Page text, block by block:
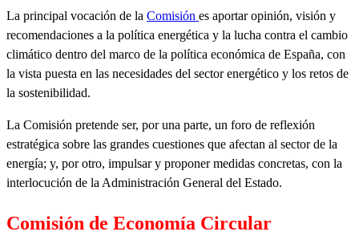
La principal vocación de la Comisión es aportar opinión, visión y
recomendaciones a la política energética y la lucha contra el cambio
climático dentro del marco de la política económica de España, con
la vista puesta en las necesidades del sector energético y los retos de
la sostenibilidad.
La Comisión pretende ser, por una parte, un foro de reflexión
estratégica sobre las grandes cuestiones que afectan al sector de la
energía; y, por otro, impulsar y proponer medidas concretas, con la
interlocución de la Administración General del Estado.
Comisión de Economía Circular